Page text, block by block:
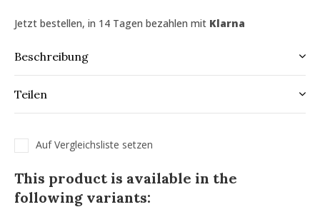
Jetzt bestellen, in 14 Tagen bezahlen mit Klarna
Beschreibung
Teilen
Auf Vergleichsliste setzen
This product is available in the
following variants: